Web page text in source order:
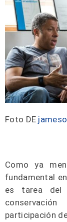
Foto DE
Como ya
fundamental
es tarea del
participación